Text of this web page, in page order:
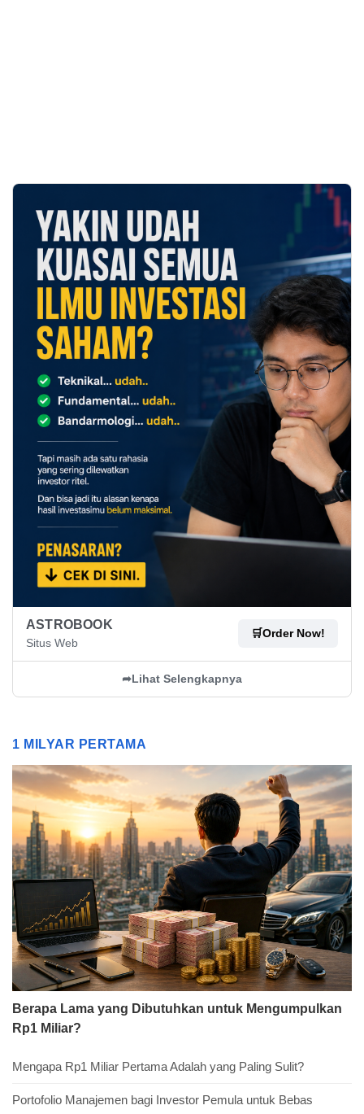
ASTROBOOK
Situs Web
🛒Order Now!
➦Lihat Selengkapnya
1 MILYAR PERTAMA
Berapa Lama yang Dibutuhkan untuk Mengumpulkan
Rp1 Miliar?
Mengapa Rp1 Miliar Pertama Adalah yang Paling Sulit?
Portofolio Manajemen bagi Investor Pemula untuk Bebas